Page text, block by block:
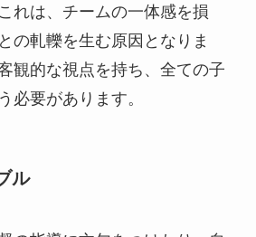
れは、チームの一体感を損
の軋轢を生む原因となりま
観的な視点を持ち、全ての子
必要があります。
ル